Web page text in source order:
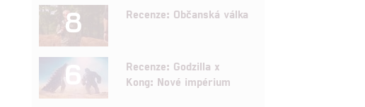
8 Recenze: Občanská válka
6
Recenze: Godzilla x
Kong: Nové impérium